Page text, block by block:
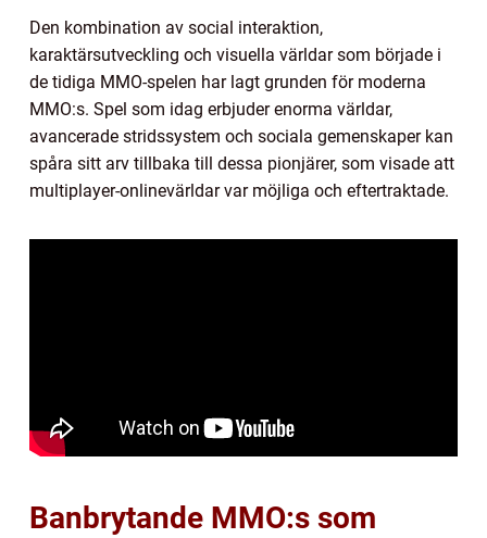
Den kombination av social interaktion,
karaktärsutveckling och visuella världar som började i
de tidiga MMO-spelen har lagt grunden för moderna
MMO:s. Spel som idag erbjuder enorma världar,
avancerade stridssystem och sociala gemenskaper kan
spåra sitt arv tillbaka till dessa pionjärer, som visade att
multiplayer-onlinevärldar var möjliga och eftertraktade.
Banbrytande MMO:s som